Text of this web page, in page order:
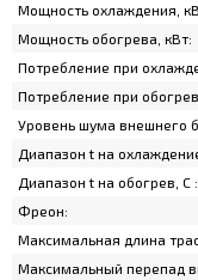
Мощность охлаждения,
Мощность обогрева, кВт:
Потребление при
Потребление при
Уровень шума внешнего
Диапазон t на
Диапазон t на обогрев, C :
Фреон:
Максимальная длина
Максимальный перепад